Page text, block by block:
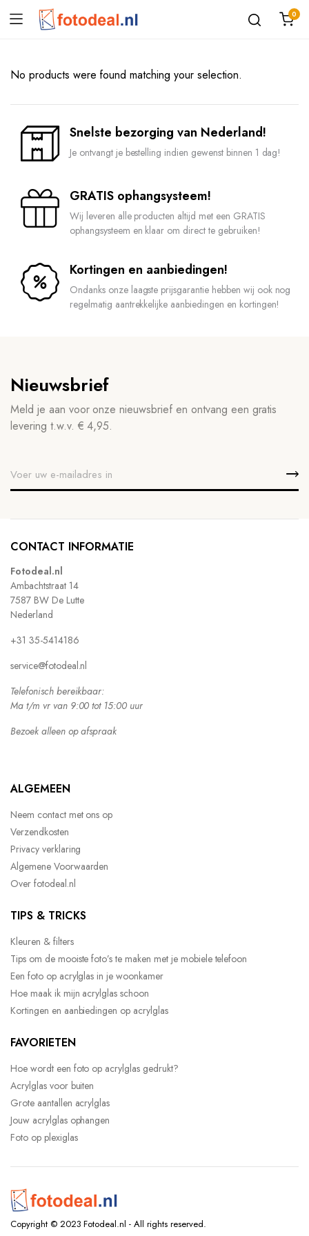
0
No products were found matching your selection.
Snelste bezorging van Nederland!
Je ontvangt je bestelling indien gewenst binnen 1 dag!
GRATIS ophangsysteem!
Wij leveren alle producten altijd met een GRATIS
ophangsysteem en klaar om direct te gebruiken!
Kortingen en aanbiedingen!
Ondanks onze laagste prijsgarantie hebben wij ook nog
regelmatig aantrekkelijke aanbiedingen en kortingen!
Nieuwsbrief
Meld je aan voor onze nieuwsbrief en ontvang een gratis
levering t.w.v. € 4,95.
CONTACT INFORMATIE
Fotodeal.nl
Ambachtstraat 14
7587 BW De Lutte
Nederland
+31 35-5414186
service@fotodeal.nl
Telefonisch bereikbaar:
Ma t/m vr van 9:00 tot 15:00 uur
Bezoek alleen op afspraak
ALGEMEEN
Neem contact met ons op
Verzendkosten
Privacy verklaring
Algemene Voorwaarden
Over fotodeal.nl
TIPS & TRICKS
Kleuren & filters
Tips om de mooiste foto’s te maken met je mobiele telefoon
Een foto op acrylglas in je woonkamer
Hoe maak ik mijn acrylglas schoon
Kortingen en aanbiedingen op acrylglas
FAVORIETEN
Hoe wordt een foto op acrylglas gedrukt?
Acrylglas voor buiten
Grote aantallen acrylglas
Jouw acrylglas ophangen
Foto op plexiglas
Copyright © 2023 Fotodeal.nl - All rights reserved.